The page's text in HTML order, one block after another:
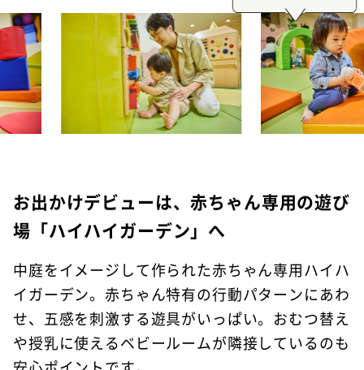
お出かけデビューは、赤ちゃん専用の遊び
場「ハイハイガーデン」へ
中庭をイメージして作られた赤ちゃん専用ハイハ
イガーデン。赤ちゃん特有の行動パターンにあわ
せ、五感を刺激する遊具がいっぱい。おむつ替え
や授乳に使えるベビールームが隣接しているのも